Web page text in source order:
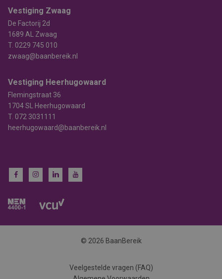
Vestiging Zwaag
De Factorij 2d
1689 AL Zwaag
T. 0229 745 010
zwaag@baanbereik.nl
Vestiging Heerhugowaard
Flemingstraat 36
1704 SL Heerhugowaard
T. 072 3031111
heerhugowaard@baanbereik.nl
© 2026 BaanBereik
Veelgestelde vragen (FAQ)